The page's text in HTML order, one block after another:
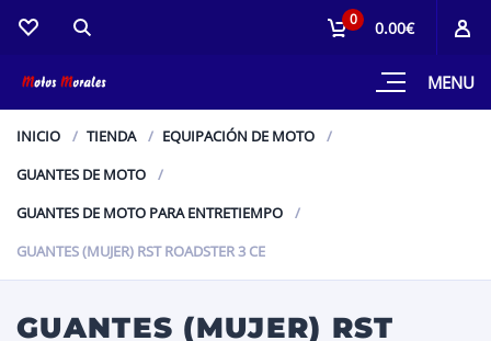
MENU
0 0.00€
INICIO TIENDA
EQUIPACIÓN DE MOTO
GUANTES DE MOTO
GUANTES DE MOTO PARA ENTRETIEMPO
GUANTES (MUJER) RST ROADSTER 3 CE
GUANTES (MUJER) RST